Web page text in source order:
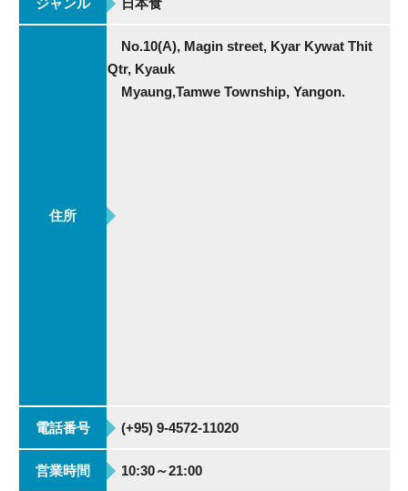
ジャンル 日本食
住所
No.10(A), Magin street, Kyar Kywat Thit
Qtr, Kyauk
Myaung,Tamwe Township, Yangon.
電話番号 (+95) 9-4572-11020
営業時間 10:30～21:00